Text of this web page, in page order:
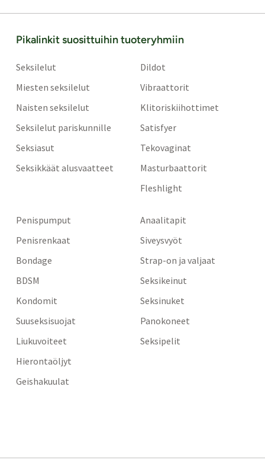
Pikalinkit suosittuihin tuoteryhmiin
Seksilelut
Miesten seksilelut
Naisten seksilelut
Seksilelut pariskunnille
Seksiasut
Seksikkäät alusvaatteet
Dildot
Vibraattorit
Klitoriskiihottimet
Satisfyer
Tekovaginat
Masturbaattorit
Fleshlight
Penispumput
Penisrenkaat
Bondage
BDSM
Kondomit
Suuseksisuojat
Liukuvoiteet
Hierontaöljyt
Geishakuulat
Anaalitapit
Siveysvyöt
Strap-on ja valjaat
Seksikeinut
Seksinuket
Panokoneet
Seksipelit